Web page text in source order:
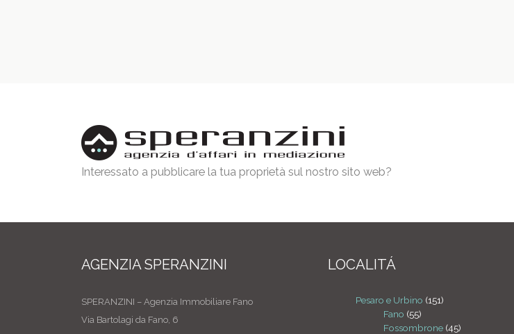
Interessato a pubblicare la tua proprietà sul nostro sito web?
AGENZIA SPERANZINI
SPERANZINI – Agenzia Immobiliare Fano
Via Bartolagi da Fano, 6
LOCALITÁ
Pesaro e Urbino (151)
Fano (55)
Fossombrone (45)